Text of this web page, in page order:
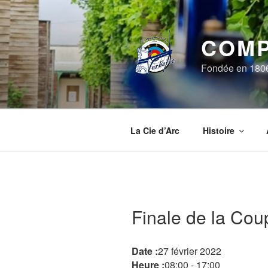
Aller
au
contenu
principal
Fondée en
La Cie d’Arc Histoire
Finale de la
Date :27 février 2022
Heure :08:00 - 17:00